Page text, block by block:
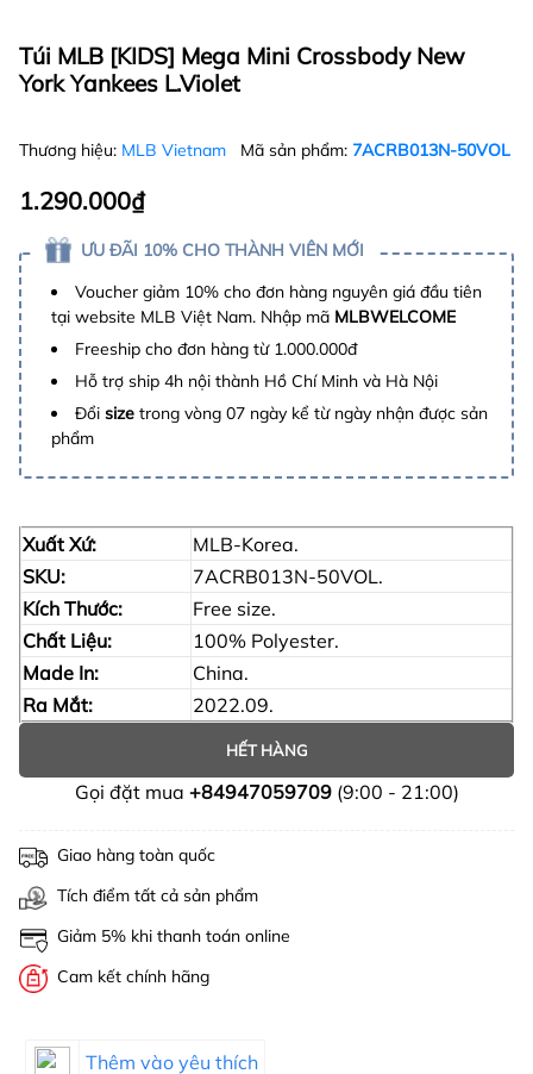
Túi MLB [KIDS] Mega Mini Crossbody New
York Yankees L.Violet
Thương hiệu: MLB Vietnam Mã sản phẩm: 7ACRB013N-50VOL
1.290.000₫
ƯU ĐÃI 10% CHO THÀNH VIÊN MỚI
Voucher giảm 10% cho đơn hàng nguyên giá đầu tiên
tại website MLB Việt Nam. Nhập mã MLBWELCOME
Freeship cho đơn hàng từ 1.000.000đ
Hỗ trợ ship 4h nội thành Hồ Chí Minh và Hà Nội
Đổi size trong vòng 07 ngày kể từ ngày nhận được sản
phẩm
Xuất Xứ:
MLB-Korea.
SKU:
7ACRB013N-50VOL.
Kích Thước:
Free size.
Chất Liệu:
100% Polyester.
Made In:
China.
Ra Mắt:
2022.09.
HẾT HÀNG
Gọi đặt mua +84947059709(9:00 - 21:00)
Giao hàng toàn quốc
Tích điểm tất cả sản phẩm
Giảm 5% khi thanh toán online
Cam kết chính hãng
Thêm vào yêu thích